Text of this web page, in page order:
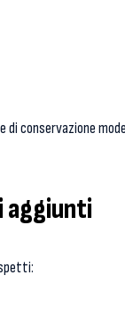
di conservazione
aggiunti